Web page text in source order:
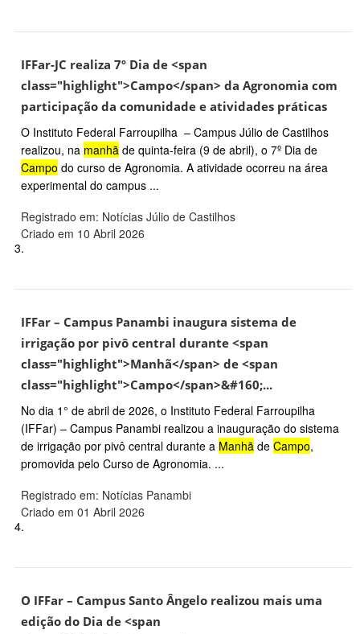
IFFar-JC realiza 7º Dia de <span
class="highlight">Campo</span> da Agronomia com
participação da comunidade e atividades práticas
O Instituto Federal Farroupilha – Campus Júlio de Castilhos
realizou, na manhã de quinta-feira (9 de abril), o 7º Dia de
Campo do curso de Agronomia. A atividade ocorreu na área
experimental do campus ...
Registrado em: Notícias Júlio de Castilhos
Criado em 10 Abril 2026
3.
IFFar – Campus Panambi inaugura sistema de
irrigação por pivô central durante <span
class="highlight">Manhã</span> de <span
class="highlight">Campo</span>&#160;...
No dia 1° de abril de 2026, o Instituto Federal Farroupilha
(IFFar) – Campus Panambi realizou a inauguração do sistema
de irrigação por pivô central durante a Manhã de Campo,
promovida pelo Curso de Agronomia. ...
Registrado em: Notícias Panambi
Criado em 01 Abril 2026
4.
O IFFar – Campus Santo Ângelo realizou mais uma
edição do Dia de <span